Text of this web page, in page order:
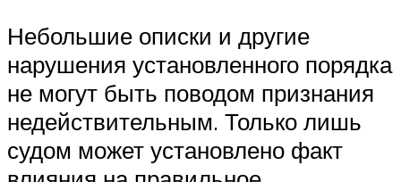
Небольшие описки и другие
нарушения установленного порядка
не могут быть поводом признания
недействительным. Только лишь
судом может установлено факт